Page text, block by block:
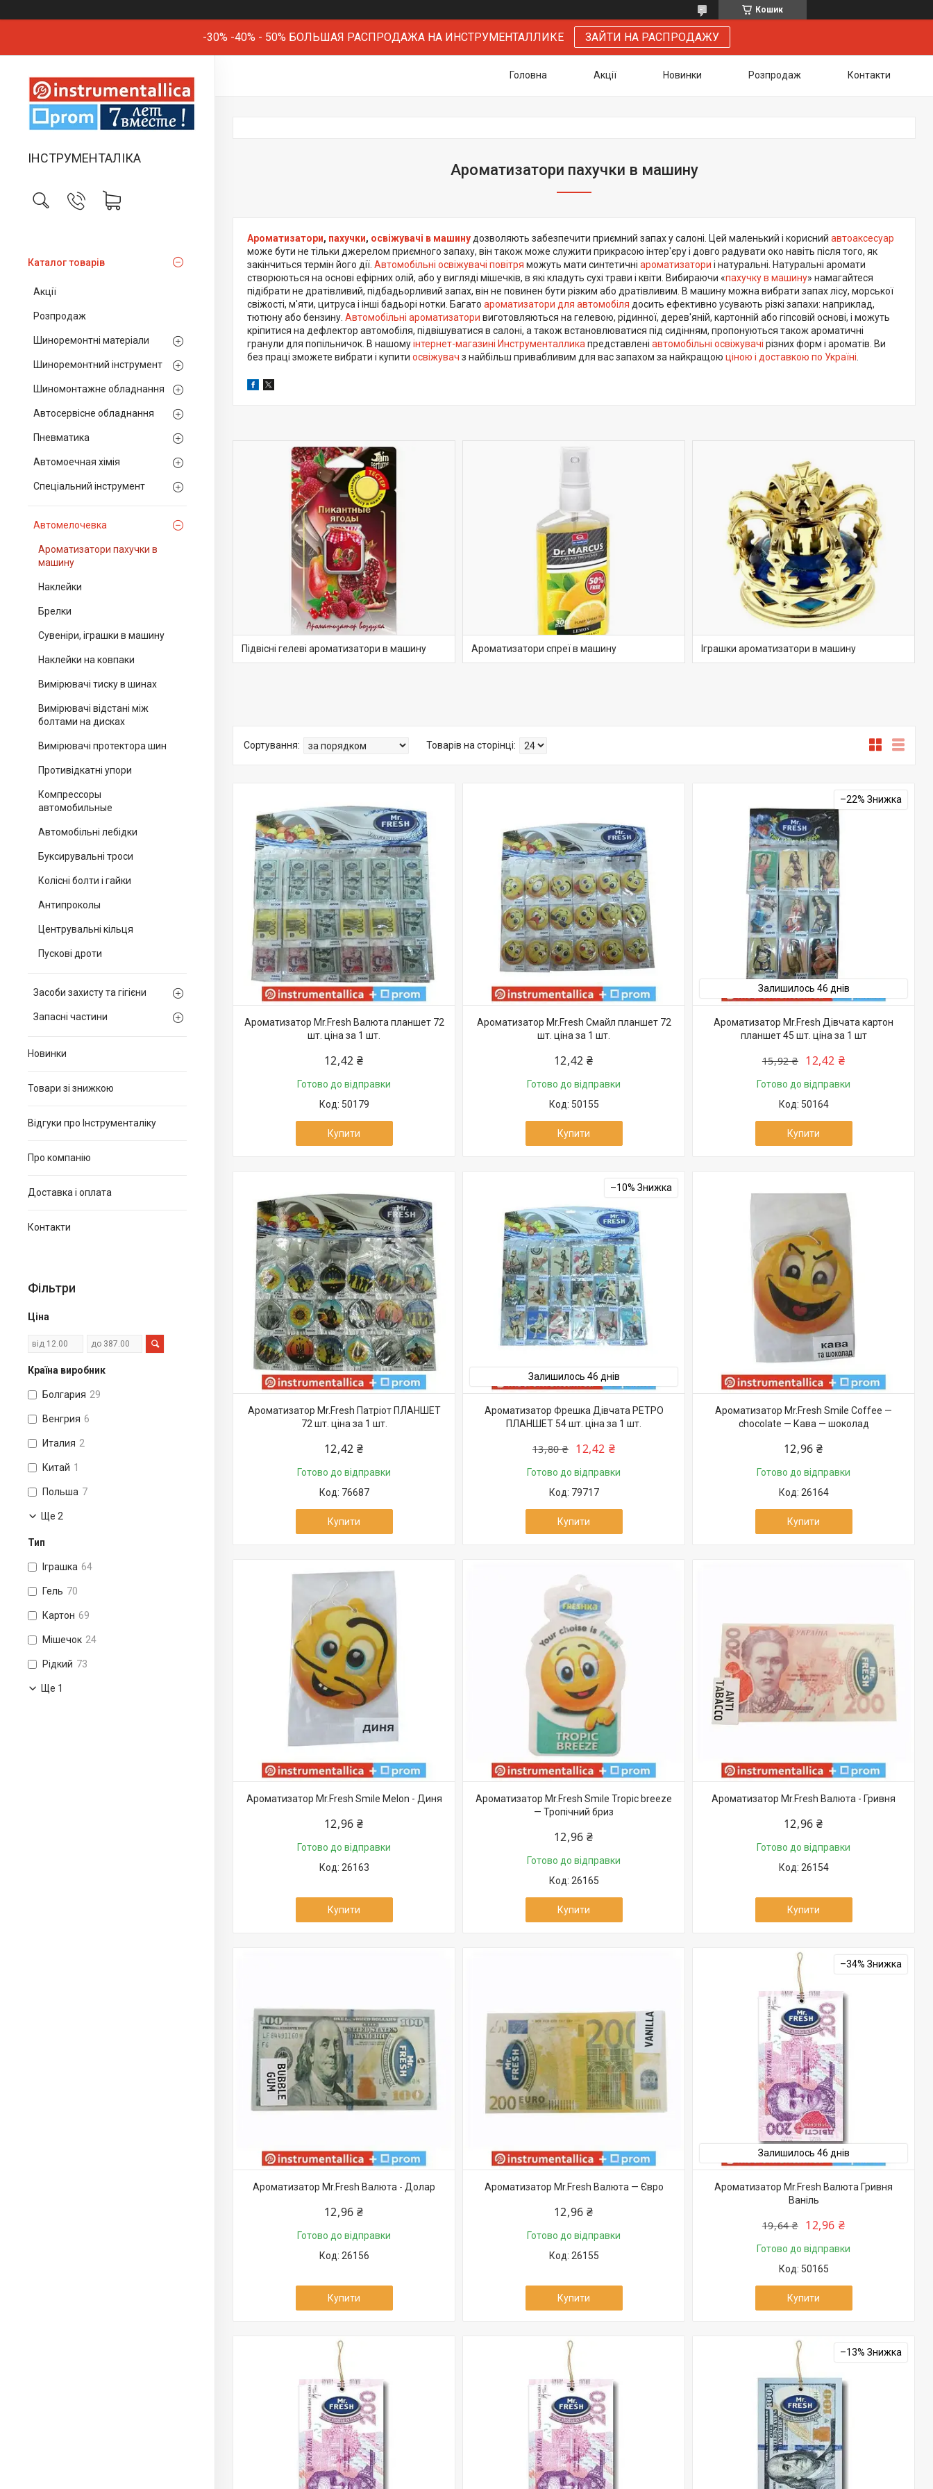
Кошик
-30% -40% - 50% БОЛЬШАЯ РАСПРОДАЖА НА ИНСТРУМЕНТАЛЛИКЕ ЗАЙТИ НА РАСПРОДАЖУ
ІНСТРУМЕНТАЛІКА
Каталог товарів
Акції
Розпродаж
Шиноремонтні матеріали
Шиноремонтний інструмент
Шиномонтажне обладнання
Автосервісне обладнання
Пневматика
Автомоечная хімія
Спеціальний інструмент
Автомелочевка
Ароматизатори пахучки в
машину
Наклейки
Брелки
Сувеніри, іграшки в машину
Наклейки на ковпаки
Вимірювачі тиску в шинах
Вимірювачі відстані між
болтами на дисках
Вимірювачі протектора шин
Противідкатні упори
Компрессоры
автомобильные
Автомобільні лебідки
Буксирувальні троси
Колісні болти і гайки
Антипроколы
Центрувальні кільця
Пускові дроти
Засоби захисту та гігієни
Запасні частини
Новинки
Товари зі знижкою
Відгуки про Інструменталіку
Про компанію
Доставка і оплата
Контакти
Фільтри
Ціна
Країна виробник
Болгария 29
Венгрия 6
Италия 2
Китай 1
Польша 7
Ще 2
Тип
Іграшка 64
Гель 70
Картон 69
Мішечок 24
Рідкий 73
Ще 1
Головна Акції Новинки Розпродаж Контакти
Ароматизатори пахучки в машину
Ароматизатори, пахучки, освіжувачі в машину дозволяють забезпечити приємний запах у салоні. Цей маленький і корисний автоаксесуар
може бути не тільки джерелом приємного запаху, він також може служити прикрасою інтер'єру і довго радувати око навіть після того, як
закінчиться термін його дії. Автомобільні освіжувачі повітря можуть мати синтетичні ароматизатори і натуральні. Натуральні аромати
створюються на основі ефірних олій, або у вигляді мішечків, в які кладуть сухі трави і квіти. Вибираючи «пахучку в машину» намагайтеся
підібрати не дратівливий, підбадьорливий запах, він не повинен бути різким або дратівливим. В машину можна вибрати запах лісу, морської
свіжості, м'яти, цитруса і інші бадьорі нотки. Багато ароматизатори для автомобіля досить ефективно усувають різкі запахи: наприклад,
тютюну або бензину. Автомобільні ароматизатори виготовляються на гелевою, рідинної, дерев'яній, картонній або гіпсовій основі, і можуть
кріпитися на дефлектор автомобіля, підвішуватися в салоні, а також встановлюватися під сидінням, пропонуються також ароматичні
гранули для попільничок. В нашомуінтернет-магазині Инструменталлика представлені автомобільні освіжувачі різних форм і ароматів. Ви
без праці зможете вибрати і купити освіжувач з найбільш привабливим для вас запахом за найкращою ціною і доставкою по Україні
Підвісні гелеві ароматизатори в машину Ароматизатори спреї в машину Іграшки ароматизатори в машину
Ароматизатор Mr.Fresh Валюта планшет 72
шт. ціна за 1 шт.
12,42 ₴
Готово до відправки
50179
Купити
Ароматизатор Mr.Fresh Смайл планшет 72
шт. ціна за 1 шт.
12,42 ₴
Готово до відправки
50155
Купити
–22%
Залишилось 46 днів
Ароматизатор Mr.Fresh Дівчата картон
планшет 45 шт. ціна за 1 шт
15,92 ₴ 12,42 ₴
Готово до відправки
50164
Купити
Ароматизатор Mr.Fresh Патріот ПЛАНШЕТ
72 шт. ціна за 1 шт.
12,42 ₴
Готово до відправки
76687
Купити
–10%
Залишилось 46 днів
Ароматизатор Фрешка Дівчата РЕТРО
ПЛАНШЕТ 54 шт. ціна за 1 шт.
13,80 ₴ 12,42 ₴
Готово до відправки
79717
Купити
Ароматизатор Mr.Fresh Smile Coffee —
chocolate — Кава — шоколад
12,96 ₴
Готово до відправки
26164
Купити
Ароматизатор Mr.Fresh Smile Melon - Диня
12,96 ₴
Готово до відправки
26163
Купити
Ароматизатор Mr.Fresh Smile Tropic breeze
— Тропічний бриз
12,96 ₴
Готово до відправки
26165
Купити
Ароматизатор Mr.Fresh Валюта - Гривня
12,96 ₴
Готово до відправки
26154
Купити
Ароматизатор Mr.Fresh Валюта - Долар
12,96 ₴
Готово до відправки
26156
Купити
Ароматизатор Mr.Fresh Валюта — Євро
12,96 ₴
Готово до відправки
26155
Купити
–34%
Залишилось 46 днів
Ароматизатор Mr.Fresh Валюта Гривня
Ваніль
19,64 ₴ 12,96 ₴
Готово до відправки
50165
Купити
–13%